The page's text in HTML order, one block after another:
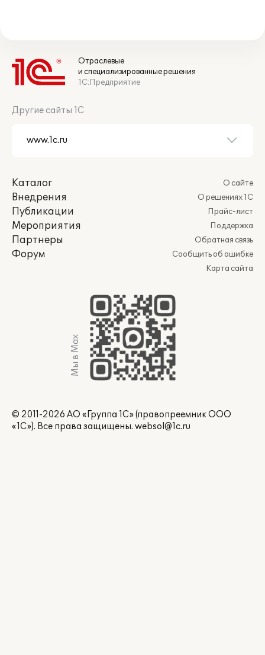
Отраслевые
и специализированные решения
1С:Предприятие
Другие сайты 1С
Каталог
Внедрения
Публикации
Мероприятия
Партнеры
Форум
О сайте
О решениях 1С
Прайс-лист
Поддержка
Обратная связь
Сообщить об ошибке
Карта сайта
Мы в Max
© 2011-2026 АО «Группа 1С» (правопреемник ООО
«1С»). Все права защищены. websol@1c.ru